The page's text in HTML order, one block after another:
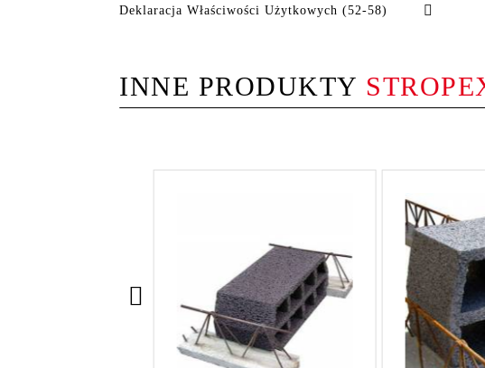
Deklaracja Właściwości Użytkowych (52-58)
INNE PRODUKTY